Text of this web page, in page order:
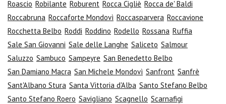
Roascio Robilante Roburent Rocca Cigliè Rocca de' Baldi
Roccabruna Roccaforte Mondovì Roccasparvera Roccavione
Rocchetta Belbo Roddi Roddino Rodello Rossana Ruffia
Sale San Giovanni Sale delle Langhe Saliceto Salmour
Saluzzo Sambuco Sampeyre San Benedetto Belbo
San Damiano Macra San Michele Mondovì Sanfront Sanfrè
Sant'Albano Stura Santa Vittoria d'Alba Santo Stefano Belbo
Santo Stefano Roero Savigliano Scagnello Scarnafigi